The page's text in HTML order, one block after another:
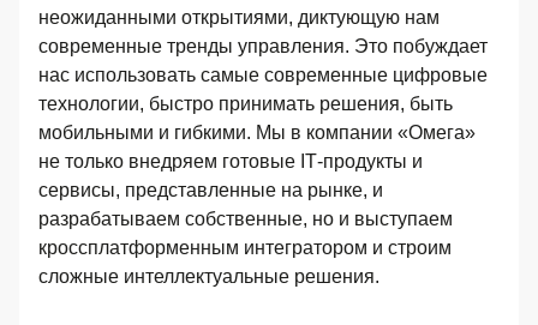
неожиданными открытиями, диктующую нам
современные тренды управления. Это побуждает
нас использовать самые современные цифровые
технологии, быстро принимать решения, быть
мобильными и гибкими. Мы в компании «Омега»
не только внедряем готовые IТ-продукты и
сервисы, представленные на рынке, и
разрабатываем собственные, но и выступаем
кроссплатформенным интегратором и строим
сложные интеллектуальные решения.